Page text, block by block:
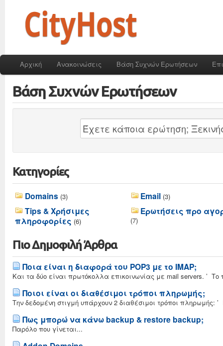
Αρχική Ανακοινώσεις Βάση Συχνών Ερωτήσεων
Βάση Συχνών Ερωτήσεων
Κατηγορίες
Domains (3) Email (3)
Tips & Χρήσιμες
πληροφορίες (6)
Ερωτήσεις προ
(7)
Πιο Δημοφιλή Άρθρα
Ποια είναι η διαφορά του POP3 με το IMAP;
Και τα δύο είναι πρωτόκολλα επικοινωνίας με mail servers. ’
Ποιοι είναι οι διαθέσιμοι τρόποι πληρωμής;
Την δεδομένη στιγμή υπάρχουν 2 διαθέσιμοι τρόποι
Πως μπορώ να κάνω backup & restore backup;
Παρόλο που γίνεται...